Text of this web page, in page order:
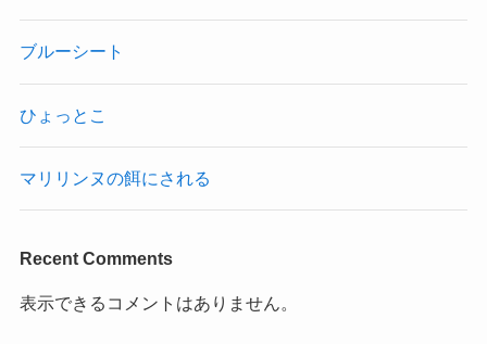
ブルーシート
ひょっとこ
マリリンヌの餌にされる
Recent Comments
表示できるコメントはありません。